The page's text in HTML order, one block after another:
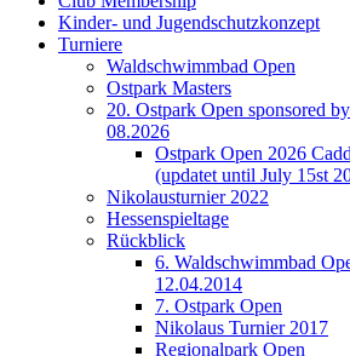
Kinder- und Jugendschutzkonzept
Turniere
Waldschwimmbad Open
Ostpark Masters
20. Ostpark Open sponsored
08.2026
Ostpark Open 2026
(updatet until July 15st
Nikolausturnier 2022
Hessenspieltage
Rückblick
6. Waldschwimmbad
12.04.2014
7. Ostpark Open
Nikolaus Turnier 2017
Regionalpark Open